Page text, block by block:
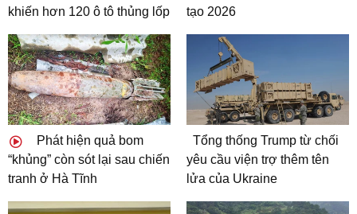
khiến hơn 120 ô tô thủng lốp
tạo 2026
Phát hiện quả bom
“khủng” còn sót lại sau chiến
tranh ở Hà Tĩnh
Tổng thống Trump từ chối
yêu cầu viện trợ thêm tên
lửa của Ukraine